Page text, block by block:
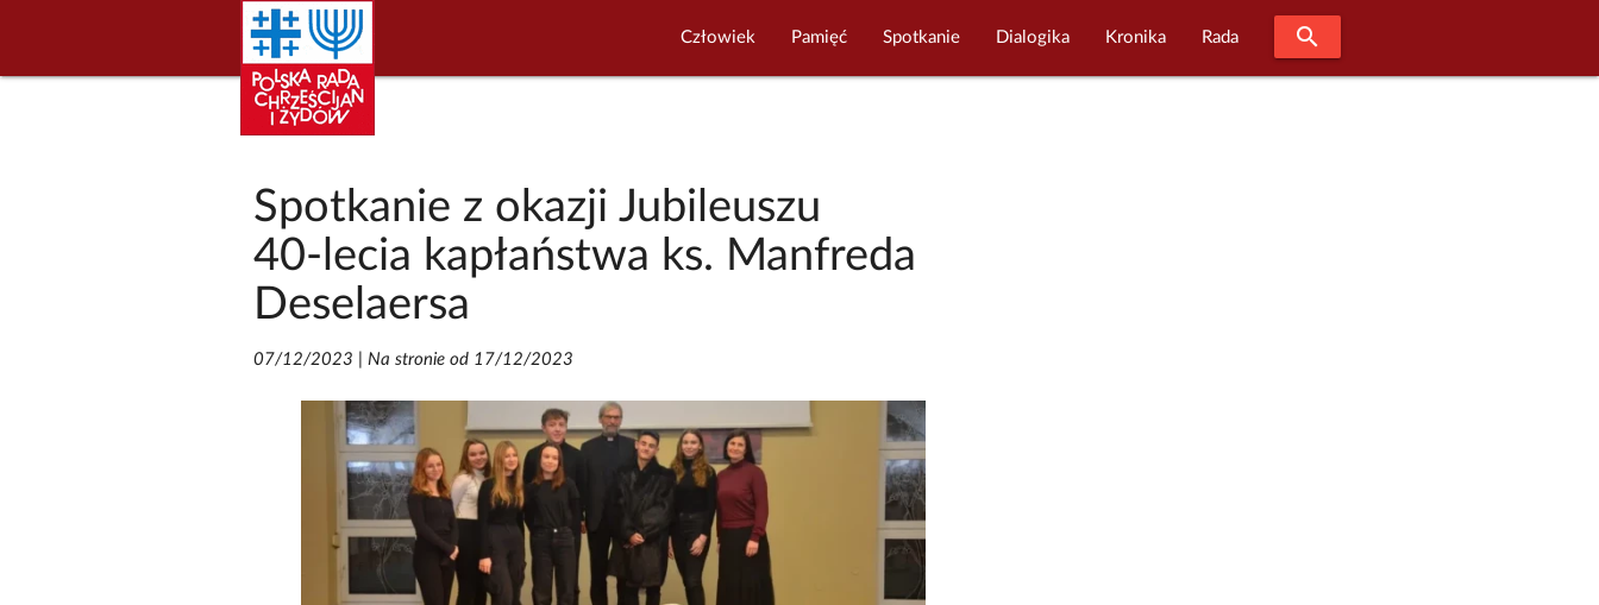
Człowiek Pamięć Spotkanie Dialogika Kronika Rada search
Spotkanie z okazji Jubileuszu
40-lecia kapłaństwa ks. Manfreda
Deselaersa
07/12/2023 Na stronie od 17/12/2023